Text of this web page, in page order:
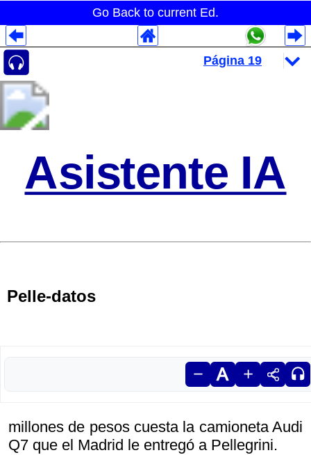
Go Back to current Ed.
Asistente IA
Pelle-datos
millones de pesos cuesta la camioneta Audi
Q7 que el Madrid le entregó a Pellegrini.
Despliegues Analytics
Despliegues Totales
Despliegues por Rubros